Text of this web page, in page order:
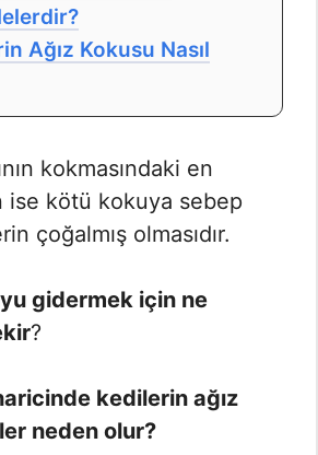
Ağız Kokusu Nasıl
kokmasındaki en
ise kötü kokuya sebep
çoğalmış olmasıdır.
gidermek için ne
?
kedilerin ağız
neden olur?